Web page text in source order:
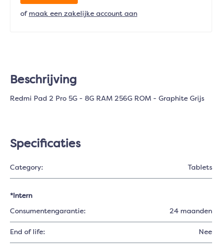
of maak een zakelijke account aan
Beschrijving
Redmi Pad 2 Pro 5G - 8G RAM 256G ROM - Graphite Grijs
Specificaties
Category: Tablets
*Intern
Consumentengarantie: 24 maanden
End of life: Nee